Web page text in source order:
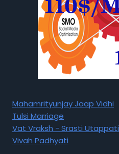
Mahamrityunjay Jaap Vidhi
Tulsi Marriage
Vat Vraksh - Srasti Utappati
Vivah Padhyati